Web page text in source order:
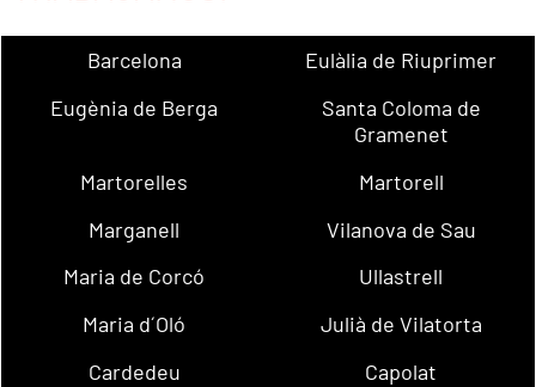
Barcelona
Eulàlia de Riuprimer
Eugènia de Berga
Santa Coloma de
Gramenet
Martorelles
Martorell
Marganell
Vilanova de Sau
Maria de Corcó
Ullastrell
Maria d´Oló
Julià de Vilatorta
Cardedeu
Capolat